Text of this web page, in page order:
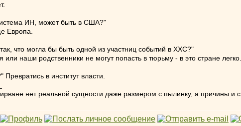
ИН, может быть в США?"
Европа.
что могла бы быть одной из участниц событий в ХХС?"
или наши родственники не могут попасть в тюрьму - в это стране
в институт власти.
нет реальной сущности даже размером с пылинку, а причины и